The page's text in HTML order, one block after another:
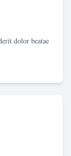
dolor beatae